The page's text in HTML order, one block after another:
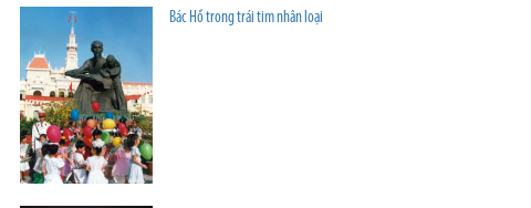
Bác Hồ trong trái tim nhân loại